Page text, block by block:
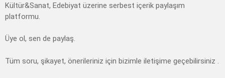
Kültür&Sanat, Edebiyat üzerine serbest içerik paylaşım
platformu.
Üye ol, sen de paylaş.
Tüm soru, şikayet, önerileriniz için bizimle iletişime geçebilirsiniz .